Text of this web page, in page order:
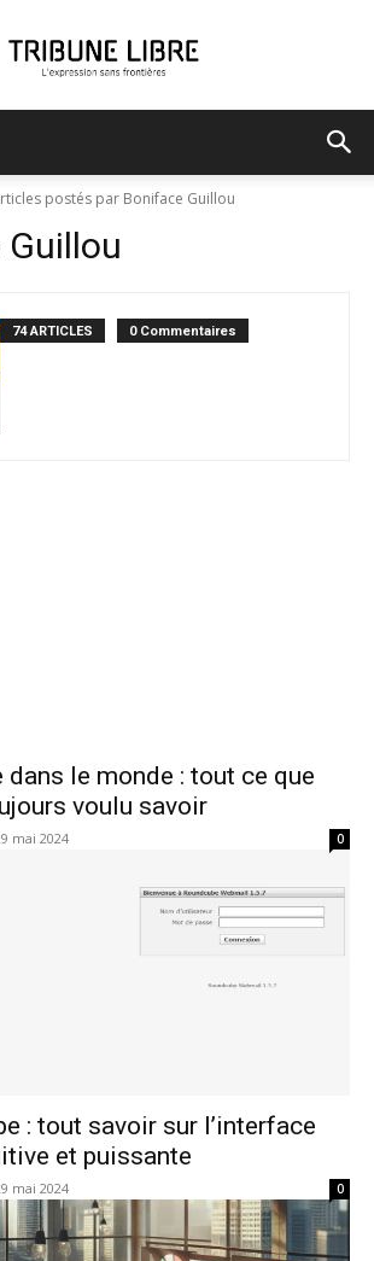
postés par Boniface Guillou
74 ARTICLES 0 Commentaires
dans le monde : tout ce que
voulu savoir
mai 2024 0
: tout savoir sur l’interface
et puissante
mai 2024 0